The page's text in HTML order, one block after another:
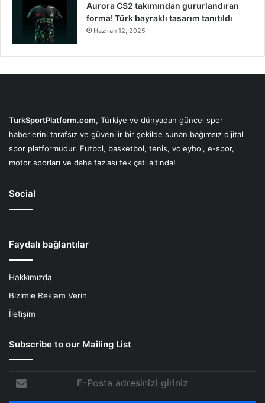
Aurora CS2 takımından gururlandıran
forma! Türk bayraklı tasarım tanıtıldı
Haziran 12, 2025
TurkSportPlatform.com, Türkiye ve dünyadan güncel spor
haberlerini tarafsız ve güvenilir bir şekilde sunan bağımsız dijital
spor platformudur. Futbol, basketbol, tenis, voleybol, e-spor,
motor sporları ve daha fazlası tek çatı altında!
Social
Faydalı bağlantılar
Hakkımızda
Bizimle Reklam Verin
İletişim
Subscribe to our Mailing List
Posta